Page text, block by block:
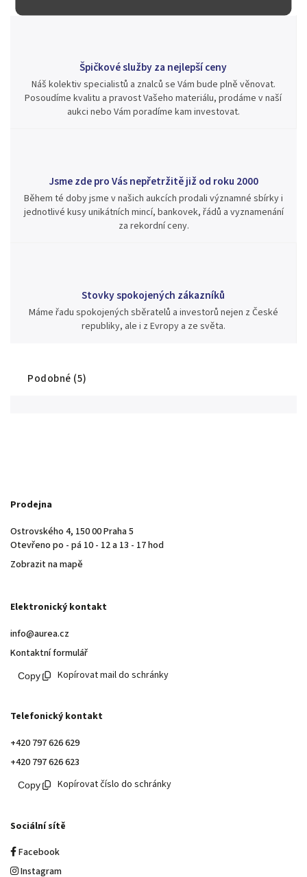
Špičkové služby za nejlepší ceny
Náš kolektiv specialistů a znalců se Vám bude plně věnovat.
Posoudíme kvalitu a pravost Vašeho materiálu, prodáme v naší
aukci nebo Vám poradíme kam investovat.
Jsme zde pro Vás nepřetržitě již od roku 2000
Během té doby jsme v našich aukcích prodali významné sbírky i
jednotlivé kusy unikátních mincí, bankovek, řádů a vyznamenání
za rekordní ceny.
Stovky spokojených zákazníků
Máme řadu spokojených sběratelů a investorů nejen z České
republiky, ale i z Evropy a ze světa.
Podobné (5)
Prodejna
Ostrovského 4, 150 00 Praha 5
Otevřeno po - pá 10 - 12 a 13 - 17 hod
Zobrazit na mapě
Elektronický kontakt
info@aurea.cz
Kontaktní formulář
Kopírovat mail do schránky
Telefonický kontakt
+420 797 626 629
+420 797 626 623
Kopírovat číslo do schránky
Sociální sítě
Facebook
Instagram